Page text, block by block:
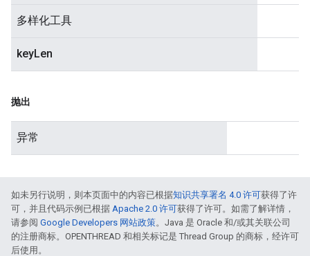
多样化工具
keyLen
抛出
异常
如未另行说明，则本页面中的内容已根据知识共享署名 4.0 许可获得了许
可，并且代码示例已根据 Apache 2.0 许可获得了许可。如需了解详情，
请参阅 Google Developers 网站政策。Java 是 Oracle 和/或其关联公司
的注册商标。OPENTHREAD 和相关标记是 Thread Group 的商标，经许可
后使用。